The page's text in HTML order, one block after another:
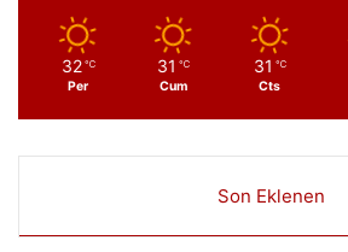
32 ℃
Per
31 ℃
Cum
31 ℃
Cts
Son Eklenen